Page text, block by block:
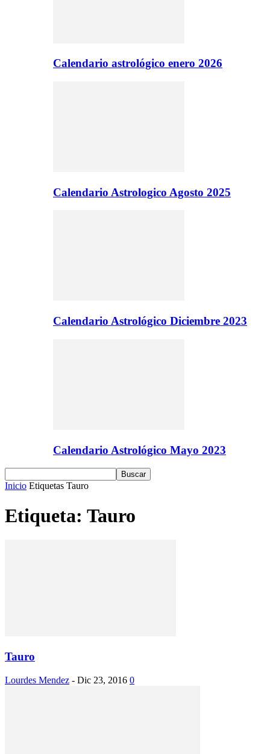
Calendario astrológico enero 2026
Calendario Astrologico Agosto 2025
Calendario Astrológico Diciembre 2023
Calendario Astrológico Mayo 2023
Inicio Etiquetas Tauro
Etiqueta: Tauro
Tauro
Lourdes Mendez - Dic 23, 2016 0